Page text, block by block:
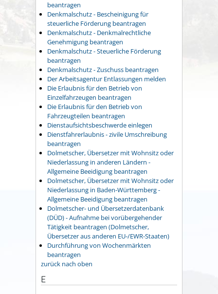
beantragen
Denkmalschutz - Bescheinigung für
steuerliche Förderung beantragen
Denkmalschutz - Denkmalrechtliche
Genehmigung beantragen
Denkmalschutz - Steuerliche Förderung
beantragen
Denkmalschutz - Zuschuss beantragen
Der Arbeitsagentur Entlassungen melden
Die Erlaubnis für den Betrieb von
Einzelfahrzeugen beantragen
Die Erlaubnis für den Betrieb von
Fahrzeugteilen beantragen
Dienstaufsichtsbeschwerde einlegen
Dienstfahrerlaubnis - zivile Umschreibung
beantragen
Dolmetscher, Übersetzer mit Wohnsitz oder
Niederlassung in anderen Ländern -
Allgemeine Beeidigung beantragen
Dolmetscher, Übersetzer mit Wohnsitz oder
Niederlassung in Baden-Württemberg -
Allgemeine Beeidigung beantragen
Dolmetscher- und Übersetzerdatenbank
(DÜD) - Aufnahme bei vorübergehender
Tätigkeit beantragen (Dolmetscher,
Übersetzer aus anderen EU-/EWR-Staaten)
Durchführung von Wochenmärkten
beantragen
zurück nach oben
E